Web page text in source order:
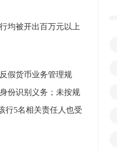
均被开出百万元以上
假货币业务管理规
份识别义务；未按规
行5名相关责任人也受